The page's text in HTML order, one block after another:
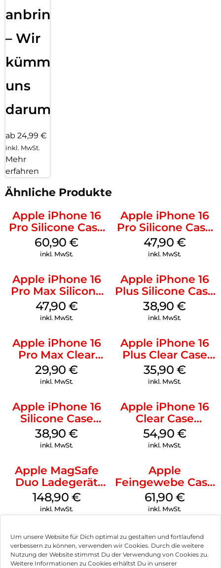
Um unsere Website für Dich optimal zu gestalten und fortlaufend
verbessern zu können, verwenden wir Cookies. Durch die weitere
Nutzung der Website stimmst Du der Verwendung von Cookies zu.
Weitere Informationen zu Cookies erhältst Du in unserer
anbringen
– Wir
kümmern
uns
darum!
ab 24,99 €
inkl. MwSt.
Mehr
erfahren
Ähnliche Produkte
Apple iPhone 16
Pro Silicone Case
MagSafe Stone
Gray
60,90€
inkl. MwSt.
Apple iPhone 16
Pro Silicone Case
MagSafe Denim
47,90 €
inkl. MwSt.
Apple iPhone 16
Pro Max Silicone
Case MagSafe
Black
47,90 €
inkl. MwSt.
Apple iPhone 16
Plus Silicone Case
MagSafe Denim
38,90€
inkl. MwSt.
Apple iPhone 16
Pro Max Clear
Case MagSafe
Transparent
29,90€
inkl. MwSt.
Apple iPhone 16
Plus Clear Case
MagSafe
Transparent
35,90 €
inkl. MwSt.
Apple iPhone 16
Silicone Case
MagSafe
Ultramarine
38,90€
inkl. MwSt.
Apple iPhone 16
Clear Case
MagSafe
Transparent
54,90 €
inkl. MwSt.
Apple MagSafe
Duo Ladegerät
Weiß
148,90 €
inkl. MwSt.
Apple
Feingewebe Case
iPhone 15 Pro
MagSafe Schwarz
61,90 €
inkl. MwSt.
Impressum